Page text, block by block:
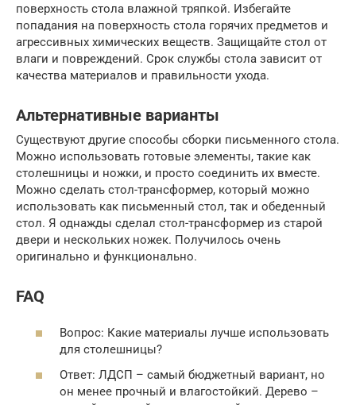
поверхность стола влажной тряпкой. Избегайте
попадания на поверхность стола горячих предметов и
агрессивных химических веществ. Защищайте стол от
влаги и повреждений. Срок службы стола зависит от
качества материалов и правильности ухода.
Альтернативные варианты
Существуют другие способы сборки письменного стола.
Можно использовать готовые элементы, такие как
столешницы и ножки, и просто соединить их вместе.
Можно сделать стол-трансформер, который можно
использовать как письменный стол, так и обеденный
стол. Я однажды сделал стол-трансформер из старой
двери и нескольких ножек. Получилось очень
оригинально и функционально.
FAQ
Вопрос: Какие материалы лучше использовать
для столешницы?
Ответ: ЛДСП – самый бюджетный вариант, но
он менее прочный и влагостойкий. Дерево –